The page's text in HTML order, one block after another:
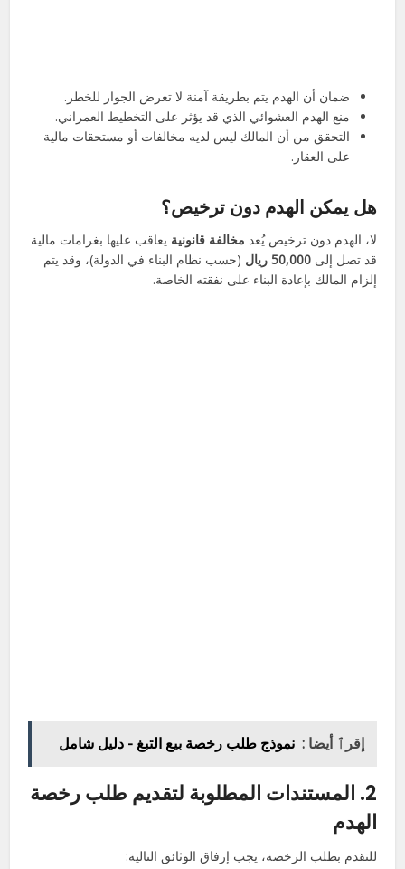
ضمان أن الهدم يتم بطريقة آمنة لا تعرض الجوار للخطر.
منع الهدم العشوائي الذي قد يؤثر على التخطيط العمراني.
التحقق من أن المالك ليس لديه مخالفات أو مستحقات مالية
على العقار.
هل يمكن الهدم دون ترخيص؟
لا، الهدم دون ترخيص يُعد مخالفة قانونية يعاقب عليها بغرامات مالية
قد تصل إلى50,000 ريال
(حسب نظام البناء في الدولة)، وقد يتم
إلزام المالك بإعادة البناء على نفقته الخاصة.
إقرٱ أيضا : نموذج طلب رخصة بيع التبغ - دليل شامل
2. المستندات المطلوبة لتقديم طلب رخصة
الهدم
للتقدم بطلب الرخصة، يجب إرفاق الوثائق التالية: